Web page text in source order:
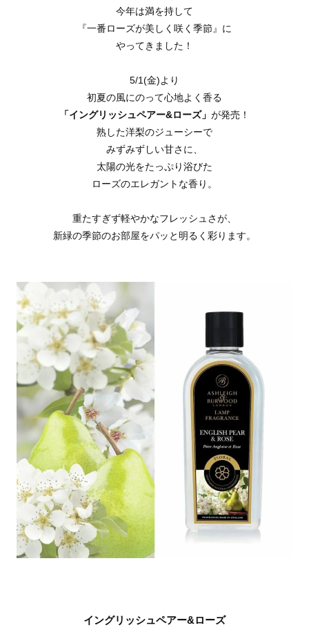
今年は満を持して
『一番ローズが美しく咲く季節』に
やってきました！
5/1(金)より
初夏の風にのって心地よく香る
「イングリッシュペアー&ローズ」 が発売！
熟した洋梨のジューシーで
みずみずしい甘さに、
太陽の光をたっぷり浴びた
ローズのエレガントな香り。
重たすぎず軽やかなフレッシュさが、
新緑の季節のお部屋をパッと明るく彩ります。
イングリッシュペアー&ローズ